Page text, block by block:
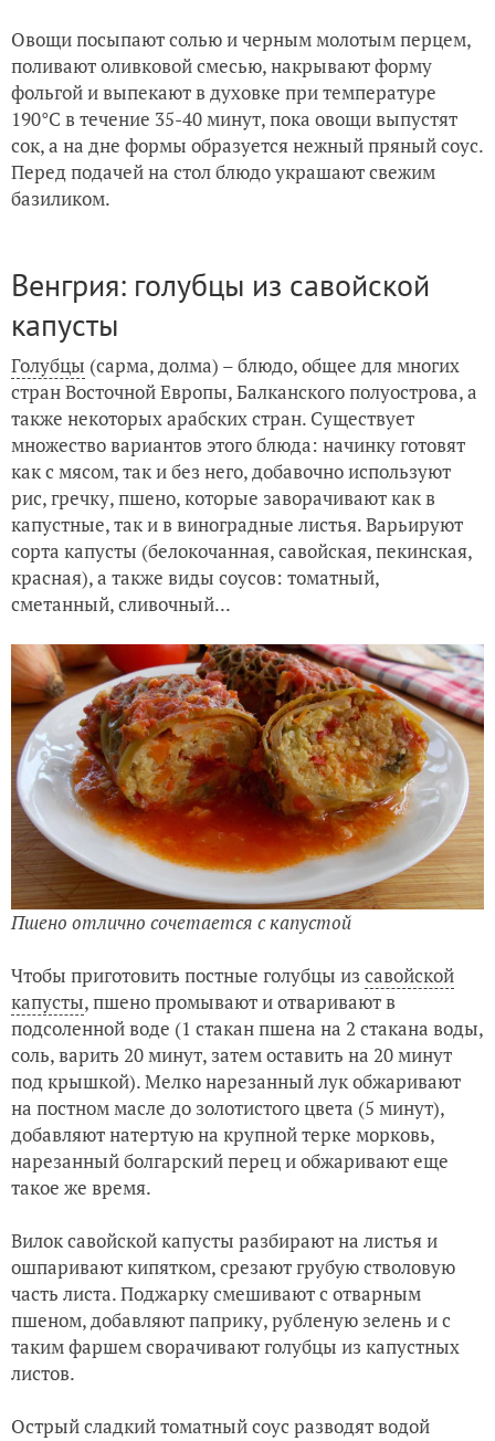
Овощи посыпают солью и черным молотым перцем,
поливают оливковой смесью, накрывают форму
фольгой и выпекают в духовке при температуре
190°С в течение 35-40 минут, пока овощи выпустят
сок, а на дне формы образуется нежный пряный соус.
Перед подачей на стол блюдо украшают свежим
базиликом.
Венгрия: голубцы из савойской
капусты
Голубцы (сарма, долма) – блюдо, общее для многих
стран Восточной Европы, Балканского полуострова, а
также некоторых арабских стран. Существует
множество вариантов этого блюда: начинку готовят
как с мясом, так и без него, добавочно используют
рис, гречку, пшено, которые заворачивают как в
капустные, так и в виноградные листья. Варьируют
сорта капусты (белокочанная, савойская, пекинская,
красная), а также виды соусов: томатный,
сметанный, сливочный...
Пшено отлично сочетается с капустой
Чтобы приготовить постные голубцы из савойской
капусты, пшено промывают и отваривают в
подсоленной воде (1 стакан пшена на 2 стакана воды,
соль, варить 20 минут, затем оставить на 20 минут
под крышкой). Мелко нарезанный лук обжаривают
на постном масле до золотистого цвета (5 минут),
добавляют натертую на крупной терке морковь,
нарезанный болгарский перец и обжаривают еще
такое же время.
Вилок савойской капусты разбирают на листья и
ошпаривают кипятком, срезают грубую стволовую
часть листа. Поджарку смешивают с отварным
пшеном, добавляют паприку, рубленую зелень и с
таким фаршем сворачивают голубцы из капустных
листов.
Острый сладкий томатный соус разводят водой